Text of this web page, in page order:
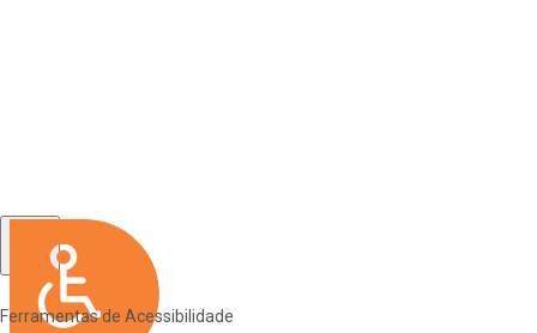
Ferramentas de Acessibilidade